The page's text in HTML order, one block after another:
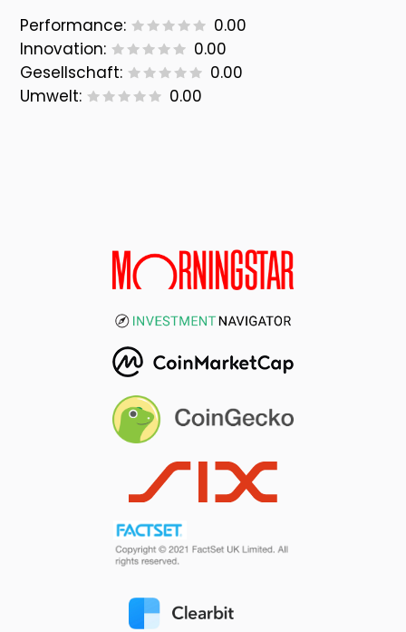
Performance:
0.00
Innovation:
0.00
Gesellschaft:
0.00
Umwelt:
0.00